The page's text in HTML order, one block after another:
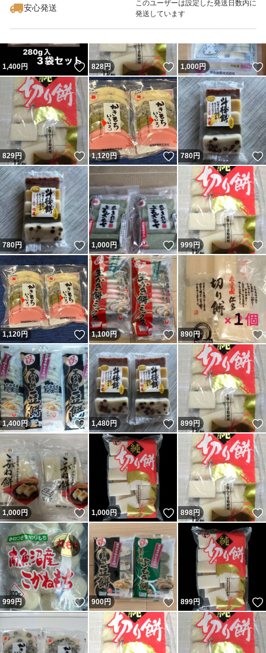
安心発送
このユーザーは設定した発送日数内に
発送しています
1,400円 いいね！
828円 いいね！
1,000円
829円 いいね！
1,120円 いいね！
780円
780円 いいね！
1,000円 いいね！
999円
1,120円 いいね！
1,100円 いいね！
890円
1,400円 いいね！
1,480円 いいね！
899円
1,000円 いいね！
1,000円 いいね！
898円
999円 いいね！
900円 いいね！
899円